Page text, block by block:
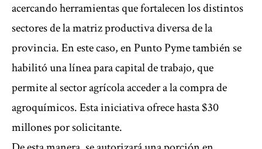
acercando herramientas que fortalecen los distintos
sectores de la matriz productiva diversa de la
provincia. En este caso, en Punto Pyme también se
habilitó una línea para capital de trabajo, que
permite al sector agrícola acceder a la compra de
agroquímicos. Esta iniciativa ofrece hasta $30
millones por solicitante.